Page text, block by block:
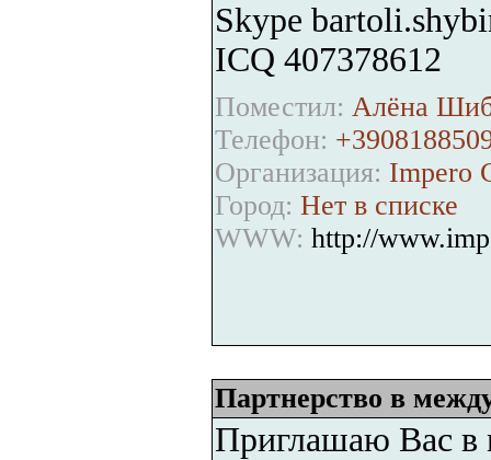
Skype
ICQ 407378612
Поместил: Алёна
Телефон:
Организация: Impero
Город: Нет в списке
WWW: http://
Партнерство в
Приглашаю Вас в